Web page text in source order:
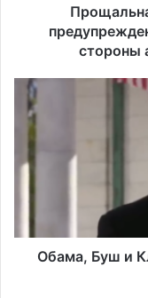
стороны
ш
Обама, Буш и